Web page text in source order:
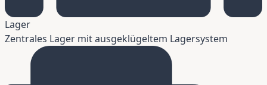
Lager
Zentrales Lager mit ausgeklügeltem Lagersystem